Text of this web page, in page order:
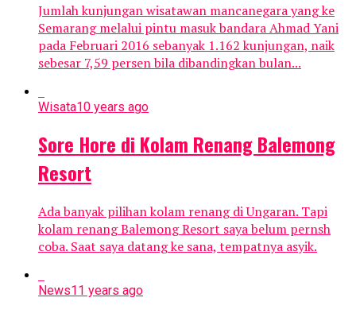
Jumlah kunjungan wisatawan mancanegara yang ke
Semarang melalui pintu masuk bandara Ahmad Yani
pada Februari 2016 sebanyak 1.162 kunjungan, naik
sebesar 7,59 persen bila dibandingkan bulan...
Wisata10 years ago
Sore Hore di Kolam Renang Balemong
Resort
Ada banyak pilihan kolam renang di Ungaran. Tapi
kolam renang Balemong Resort saya belum pernsh
coba. Saat saya datang ke sana, tempatnya asyik.
News11 years ago